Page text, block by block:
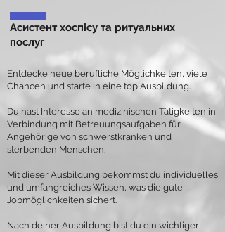
Асистент хоспісу та ритуальних
послуг
Entdecke neue berufliche Möglichkeiten, viele
Chancen und starte in eine top Ausbildung.
Du hast Interesse an medizinischen Tätigkeiten in
Verbindung mit Betreuungsaufgaben für
Angehörige von schwerstkranken und
sterbenden Menschen.
Mit dieser Ausbildung bekommst du individuelles
und umfangreiches Wissen, was die gute
Jobmöglichkeiten sichert.
Nach deiner Ausbildung bist du ein wichtiger